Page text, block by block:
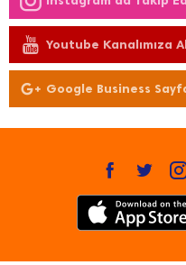
Youtube Kanalımıza
Google Business